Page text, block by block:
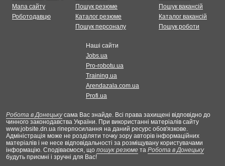
Мапа сайту
Роботодавцю
Пошук резюме
Каталог резюме
Пошук персоналу
Пошук вакансій
Каталог вакансій
Пошук роботи
Наші сайти
Jobs.ua
Pro-robotu.ua
Training.ua
Arendazala.com.ua
Profi.ua
Робота в Донецькусама Вас знайде. Всі права захищені відповідно до
чинного законодавства України. При використанні матеріалів сайту
www.jobsite.dn.ua гіперпосилання на даний ресурс обов'язкове.
Адміністрація може не розділяти точку зору авторів інформаційних
матеріалів і не несе відповідальності за розміщувану користувачами
інформацію. Сподіваємося, що пошук резюме та Робота в Донецьку
будуть приємні і зручні для Вас!